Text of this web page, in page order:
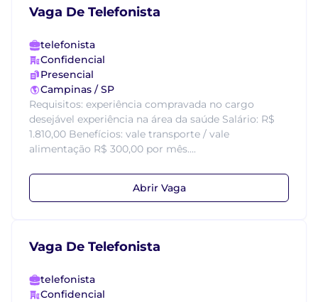
Vaga De Telefonista
telefonista
Confidencial
Presencial
Campinas / SP
Requisitos: experiência compravada no cargo
desejável experiência na área da saúde Salário: R$
1.810,00 Benefícios: vale transporte / vale
alimentação R$ 300,00 por mês....
Abrir Vaga
Vaga De Telefonista
telefonista
Confidencial